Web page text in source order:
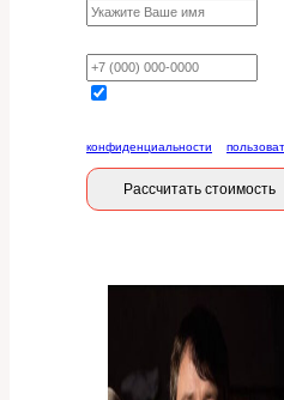
конфиденциальности
Рассчитать стоимость